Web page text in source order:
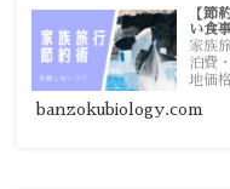
【節
い食
家族
泊費
地価
banzokubiology.com